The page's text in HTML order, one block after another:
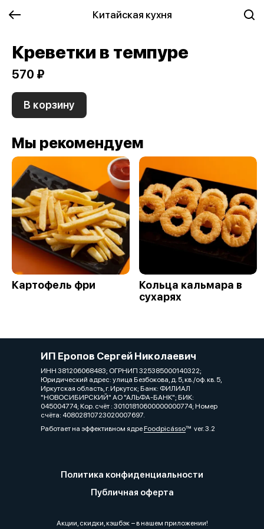
Китайская кухня
Креветки в темпуре
570 ₽
В корзину
Мы рекомендуем
Картофель фри
Кольца кальмара в
сухарях
ИП Еропов Сергей Николаевич
ИНН 381206068483; ОГРНИП 325385000140322;
Юридический адрес: улица Безбокова, д. 5, кв./оф. кв. 5,
Иркутская область, г. Иркутск; Банк: ФИЛИАЛ
"НОВОСИБИРСКИЙ" АО "АЛЬФА-БАНК"; БИК:
045004774; Кор. счёт : 30101810600000000774; Номер
счёта: 40802810723020007697.
Работает на эффективном ядреFoodpicássover. 3.2
Политика конфиденциальности
Публичная оферта
Акции, скидки, кэшбэк − в нашем приложении!